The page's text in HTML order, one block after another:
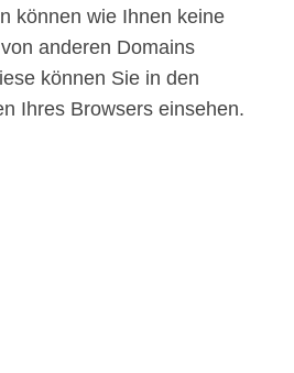
können wie Ihnen keine
anderen Domains
können Sie in den
Ihres Browsers einsehen.